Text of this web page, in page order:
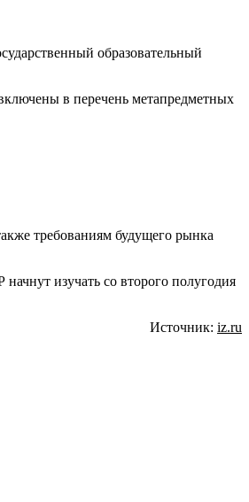
образовательный
в перечень метапредметных
требованиям будущего рынка
изучать со второго полугодия
Источник: iz.ru